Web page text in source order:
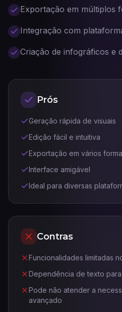
Exportação em múltiplos
Integração com
Criação de infográficos e
Prós
Geração rápida de visuais
Edição fácil e intuitiva
Exportação em vários
Interface amigável
Ideal para diversas
Contras
Funcionalidades limitadas
Dependência de texto
Pode não atender a
avançado